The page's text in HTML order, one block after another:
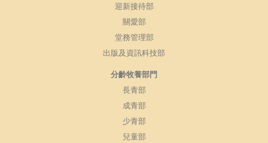
迎新接待部
關愛部
堂務管理部
出版及資訊科技部
分齡牧養部門
長青部
成青部
少青部
兒童部